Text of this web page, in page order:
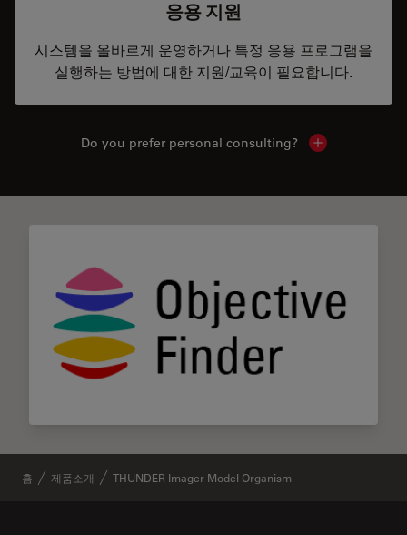
응용 지원
시스템을 올바르게 운영하거나 특정 응용 프로그램을
실행하는 방법에 대한 지원/교육이 필요합니다.
Do you prefer personal consulting? Show local
홈 제품소개 THUNDER Imager Model Organism